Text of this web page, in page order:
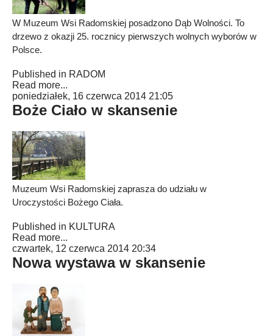
W Muzeum Wsi Radomskiej posadzono Dąb Wolności. To
drzewo z okazji 25. rocznicy pierwszych wolnych wyborów w
Polsce.
Published in RADOM
Read more...
poniedziałek, 16 czerwca 2014 21:05
Boże Ciało w skansenie
Muzeum Wsi Radomskiej zaprasza do udziału w
Uroczystości Bożego Ciała.
Published in KULTURA
Read more...
czwartek, 12 czerwca 2014 20:34
Nowa wystawa w skansenie